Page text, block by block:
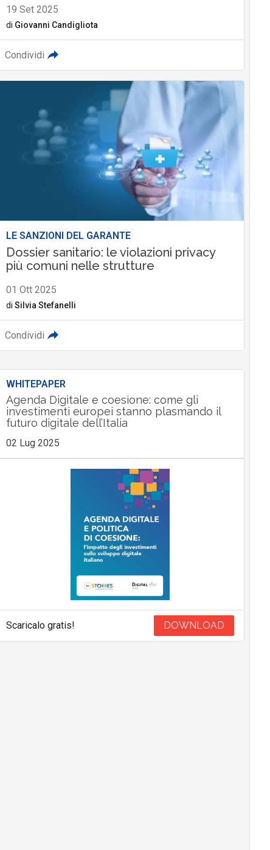
19 Set 2025
di Giovanni Candigliota
Condividi
LE SANZIONI DEL GARANTE
Dossier sanitario: le violazioni privacy
più comuni nelle strutture
01 Ott 2025
di Silvia Stefanelli
Condividi
WHITEPAPER
Agenda Digitale e coesione: come gli
investimenti europei stanno plasmando il
futuro digitale dell’Italia
02 Lug 2025
Scaricalo gratis! DOWNLOAD